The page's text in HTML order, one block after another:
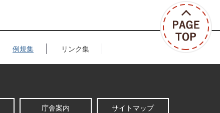
例規集 リンク集
庁舎案内 サイトマップ